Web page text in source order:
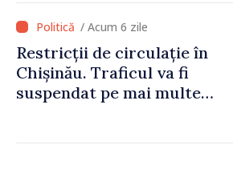
/ Acum 6 zile
Restricții de circulație în
Chișinău. Traficul va fi
suspendat pe mai multe